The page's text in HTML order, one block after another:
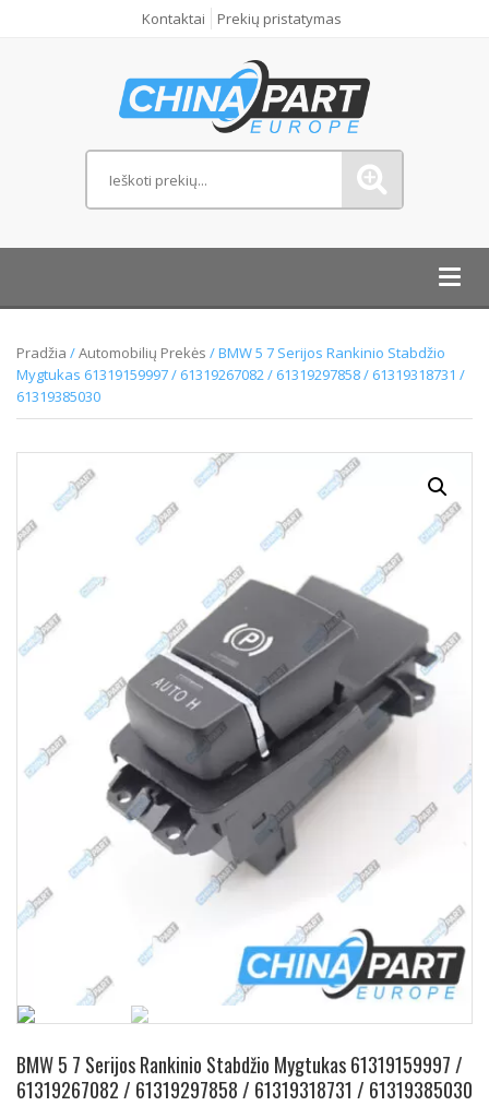
Kontaktai Prekių pristatymas
Pradžia /Automobilių Prekės / BMW 5 7 Serijos Rankinio Stabdžio
Mygtukas 61319159997 / 61319267082 / 61319297858 / 61319318731 /
61319385030
BMW 5 7 Serijos Rankinio Stabdžio Mygtukas 61319159997 /
61319267082 / 61319297858 / 61319318731 / 61319385030